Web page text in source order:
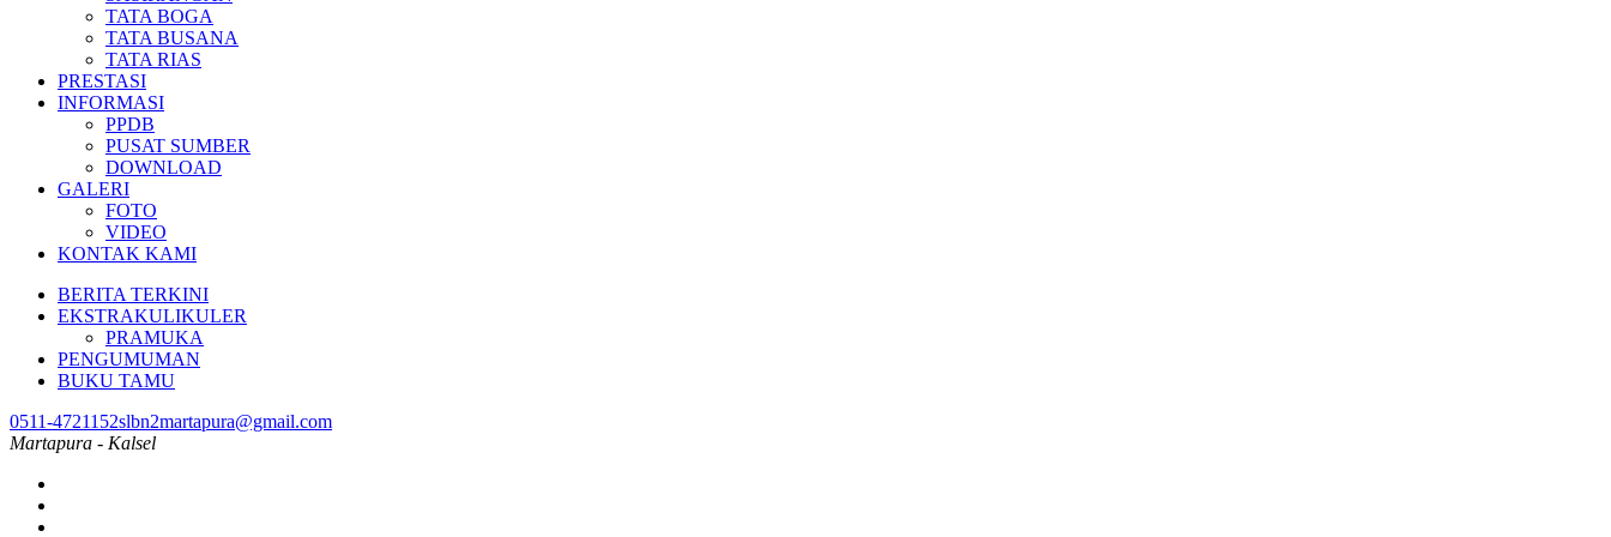
TATA BOGA
TATA BUSANA
TATA RIAS
PRESTASI
INFORMASI
PPDB
PUSAT SUMBER
DOWNLOAD
GALERI
FOTO
VIDEO
KONTAK KAMI
BERITA TERKINI
EKSTRAKULIKULER
PRAMUKA
PENGUMUMAN
BUKU TAMU
0511-4721152slbn2martapura@gmail.com
Martapura - Kalsel